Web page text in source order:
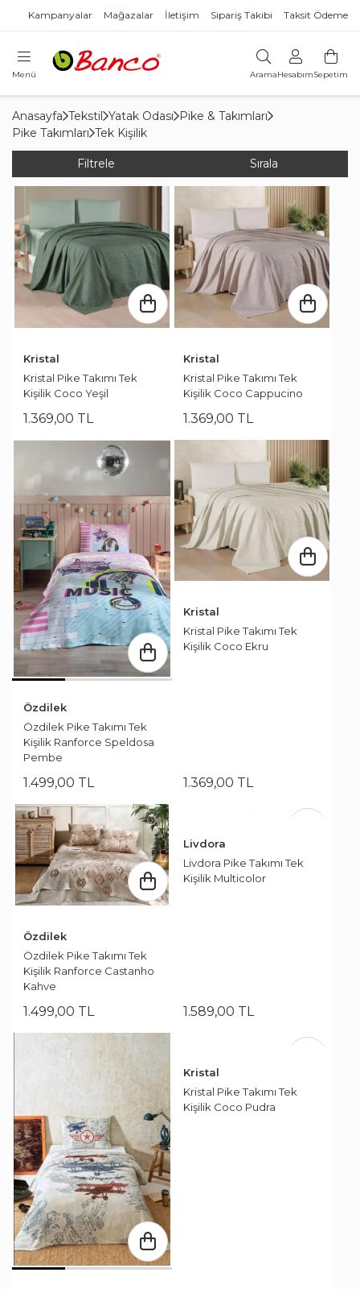
Kampanyalar Mağazalar İletişim Sipariş Takibi Taksit Ödeme
Menü AramaHesabımSepetim
Anasayfa Tekstil Yatak Odası
Pike & Takımları
Pike Takımları Tek Kişilik
Filtrele Sırala
Kristal
Kristal Pike Takımı Tek
Kişilik Coco Yeşil
1.369,00 TL
Kristal
Kristal Pike Takımı Tek
Kişilik Coco Cappucino
1.369,00 TL
Özdilek
Özdilek Pike Takımı Tek
Kişilik Ranforce Speldosa
Pembe
1.499,00 TL
Kristal
Kristal Pike Takımı Tek
Kişilik Coco Ekru
1.369,00 TL
Özdilek
Özdilek Pike Takımı Tek
Kişilik Ranforce Castanho
Kahve
1.499,00 TL
Livdora
Livdora Pike Takımı Tek
Kişilik Multicolor
1.589,00 TL
Kristal
Kristal Pike Takımı Tek
Kişilik Coco Pudra